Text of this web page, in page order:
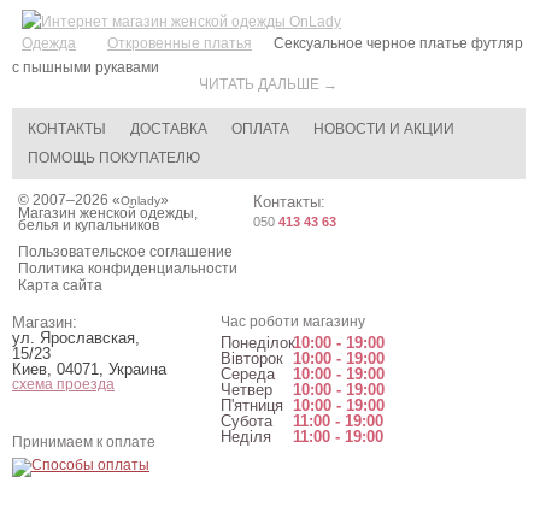
ЧИТАТЬ ДАЛЬШЕ →
Одежда Откровенные платья
Cексуальное черное платье футляр
с пышными рукавами
КОНТАКТЫ ДОСТАВКА ОПЛАТА
НОВОСТИ И АКЦИИ
ПОМОЩЬ ПОКУПАТЕЛЮ
© 2007–2026 «Onlady»
Магазин женской одежды,
белья и купальников
Пользовательское соглашение
Политика конфиденциальности
Карта сайта
Контакты:
050 413 43 63
Магазин:
ул. Ярославская,
15/23
Киев 04071 Украина
схема проезда
Час роботи магазину
Понеділок10:00 - 19:00
Вівторок 10:00 - 19:00
Середа
10:00 - 19:00
Четвер
10:00 - 19:00
П'ятниця 10:00 - 19:00
Субота
11:00 - 19:00
Неділя
11:00 - 19:00
Принимаем к оплате